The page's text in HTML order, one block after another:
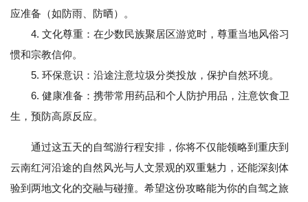
应准备（如防雨、防晒）。
4. 文化尊重：在少数民族聚居区游览时，尊重当地风俗习
惯和宗教信仰。
5. 环保意识：沿途注意垃圾分类投放，保护自然环境。
6. 健康准备：携带常用药品和个人防护用品，注意饮食卫
生，预防高原反应。
通过这五天的自驾游行程安排，你将不仅能领略到重庆到
云南红河沿途的自然风光与人文景观的双重魅力，还能深刻体
验到两地文化的交融与碰撞。希望这份攻略能为你的自驾之旅